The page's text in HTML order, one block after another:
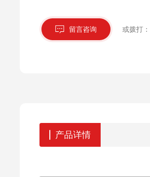
留言咨询 或拨打：
产品详情